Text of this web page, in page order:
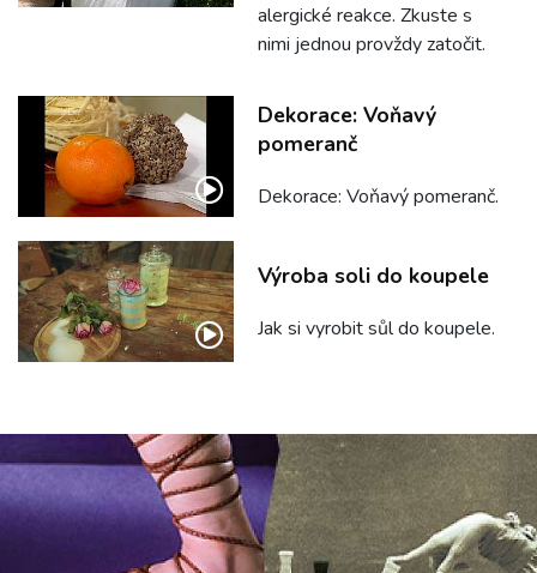
alergické reakce. Zkuste s
nimi jednou provždy zatočit.
Dekorace: Voňavý
pomeranč
Dekorace: Voňavý pomeranč.
Výroba soli do koupele
Jak si vyrobit sůl do koupele.